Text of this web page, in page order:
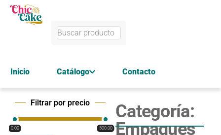
Inicio Catálogo Contacto
Categoría:
Empaques
Filtrar por precio
0.00 500.00